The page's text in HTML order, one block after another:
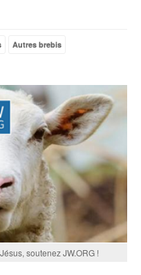
Autres brebis
soutenez JW.ORG !